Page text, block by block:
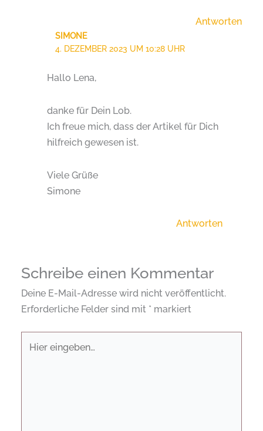
Antworten
SIMONE
4. DEZEMBER 2023 UM 10:28 UHR
Hallo Lena,
danke für Dein Lob.
Ich freue mich, dass der Artikel für Dich
hilfreich gewesen ist.
Viele Grüße
Simone
Antworten
Schreibe einen Kommentar
Deine E-Mail-Adresse wird nicht veröffentlicht.
Erforderliche Felder sind mit * markiert
eingeben…